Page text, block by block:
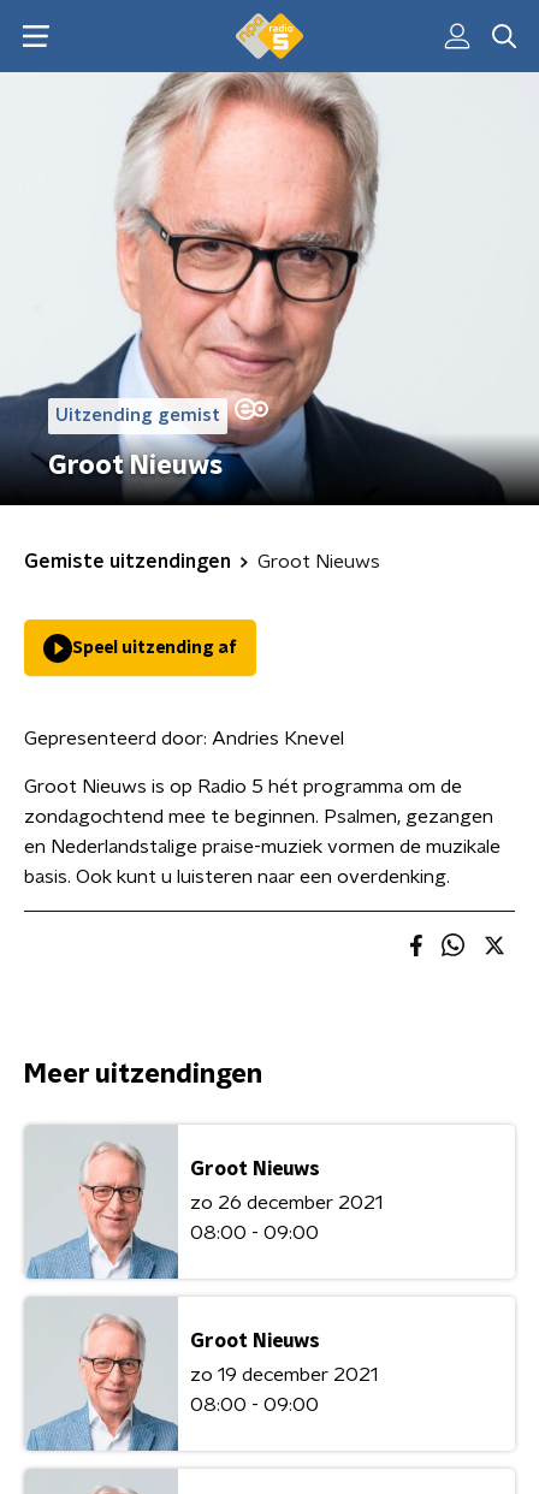
Uitzending gemist
Groot Nieuws
Gemiste uitzendingen Groot Nieuws
Speel uitzending af
Gepresenteerd door: Andries Knevel
Groot Nieuws is op Radio 5 hét programma om de
zondagochtend mee te beginnen. Psalmen, gezangen
en Nederlandstalige praise-muziek vormen de muzikale
basis. Ook kunt u luisteren naar een overdenking.
Meer uitzendingen
Groot Nieuws
zo 26 december 2021
08:00 - 09:00
Groot Nieuws
zo 19 december 2021
08:00 - 09:00